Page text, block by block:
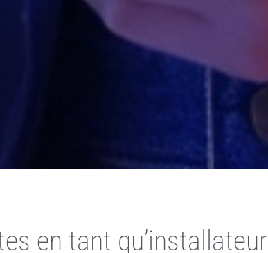
en tant qu’installateur